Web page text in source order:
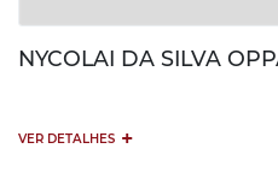
NYCOLAI DA SILVA
VER DETALHES +